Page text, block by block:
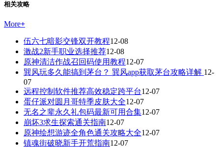
相关攻略
More+
伍六七暗影交锋双开教程12-08
激战2新手职业选择推荐12-08
原神清洁作战召回码使用教程12-07
巽风玩多久能搞到茅台？ 巽风app获取茅台攻略详解 12-
07
远程控制软件推荐高效稳定跨平台12-07
蛋仔派对圆月哥特季皮肤大全12-07
无名之辈永久礼包码最新可用合集12-07
崩坏3求生探索通关指南12-07
原神绘想游迹全角色通关攻略大全12-07
镇魂街破晓新手开荒指南12-07